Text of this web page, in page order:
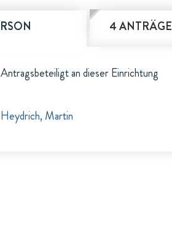
4 ANTRÄGE
Antragsbeteiligt an dieser Einrichtung
Heydrich, Martin